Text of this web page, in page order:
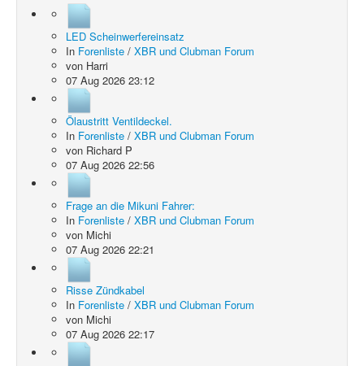
LED Scheinwerfereinsatz
In Forenliste / XBR und Clubman Forum
von Harri
07 Aug 2026 23:12
Ölaustritt Ventildeckel.
In Forenliste / XBR und Clubman Forum
von Richard P
07 Aug 2026 22:56
Frage an die Mikuni Fahrer:
In Forenliste / XBR und Clubman Forum
von Michi
07 Aug 2026 22:21
Risse Zündkabel
In Forenliste / XBR und Clubman Forum
von Michi
07 Aug 2026 22:17